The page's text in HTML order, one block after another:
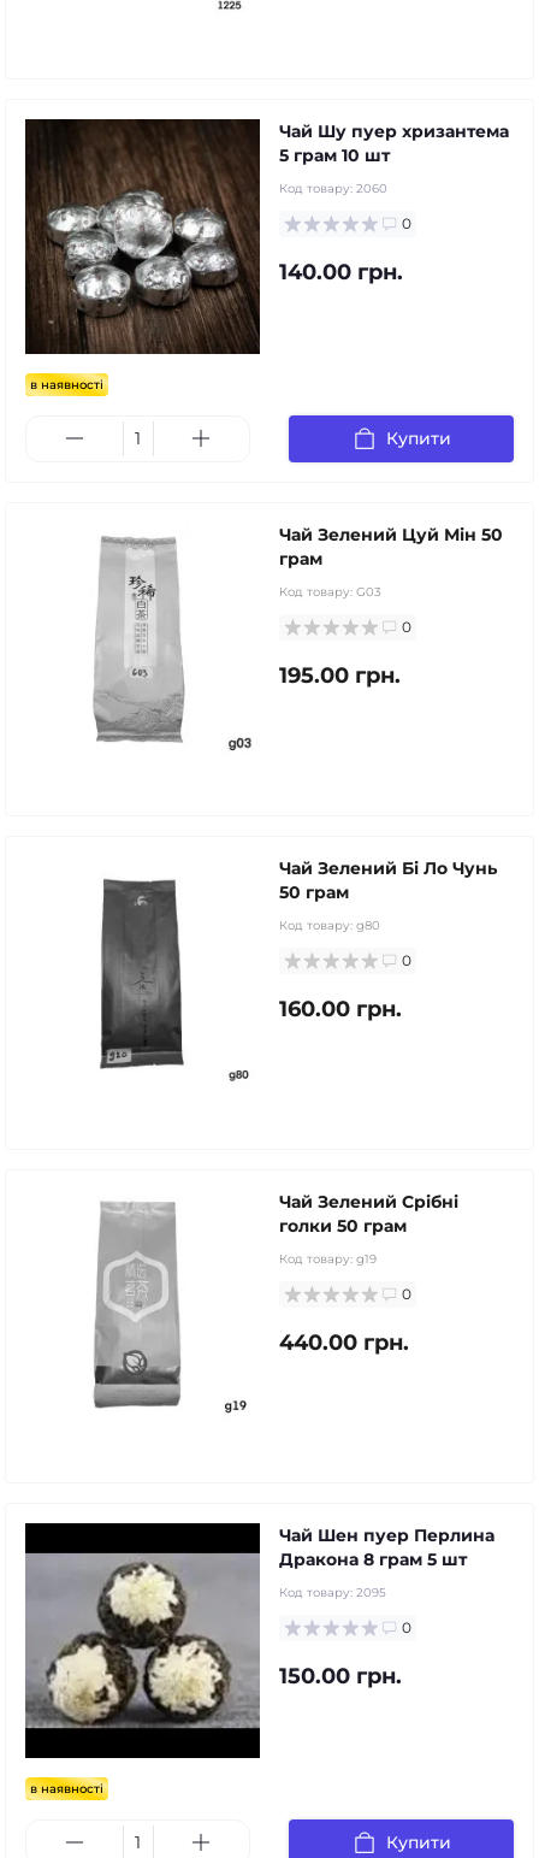
в наявності
Чай Шу пуер хризантема
5 грам 10 шт
Код товару: 2060
0
140.00 грн.
Купити
Чай Зелений Цуй Мін 50
грам
Код товару: G03
0
195.00 грн.
Чай Зелений Бі Ло Чунь
50 грам
Код товару: g80
0
160.00 грн.
Чай Зелений Срібні
голки 50 грам
Код товару: g19
0
440.00 грн.
в наявності
Чай Шен пуер Перлина
Дракона 8 грам 5 шт
Код товару: 2095
0
150.00 грн.
Купити